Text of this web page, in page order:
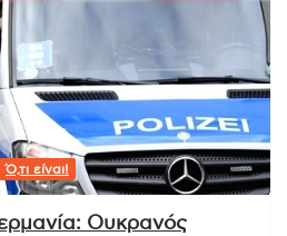
Ό,τι είναι!
Ουκρανός